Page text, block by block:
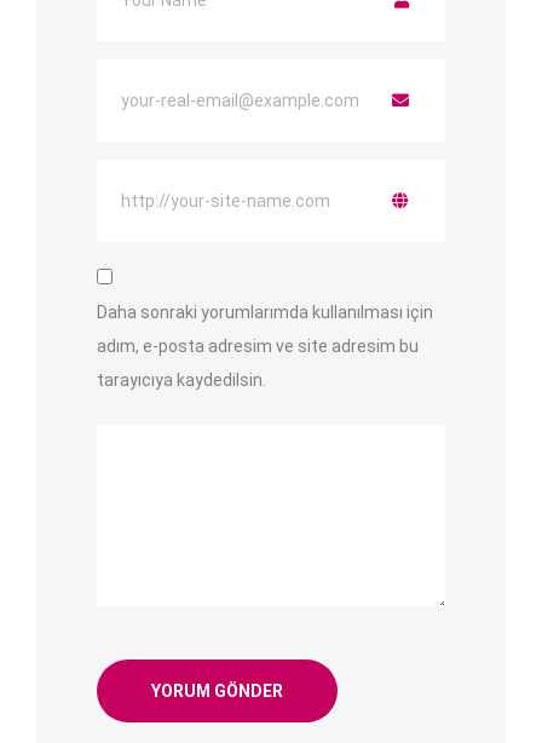
Daha sonraki yorumlarımda kullanılması için
adım, e-posta adresim ve site adresim bu
tarayıcıya kaydedilsin.